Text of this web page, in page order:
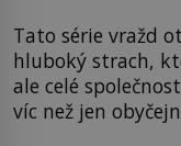
Tato série vražd
hluboký strach,
ale celé
víc než jen